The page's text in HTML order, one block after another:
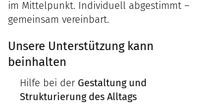
im Mittelpunkt. Individuell abgestimmt –
gemeinsam vereinbart.
Unsere Unterstützung kann
beinhalten
Hilfe bei der Gestaltung und
Strukturierung des Alltags